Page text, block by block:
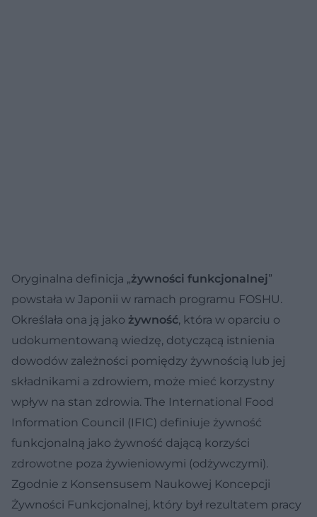
Oryginalna definicja „żywności funkcjonalnej”
powstała w Japonii w ramach programu FOSHU.
Określała ona ją jako żywność, która w oparciu o
udokumentowaną wiedzę, dotyczącą istnienia
dowodów zależności pomiędzy żywnością lub jej
składnikami a zdrowiem, może mieć korzystny
wpływ na stan zdrowia. The International Food
Information Council (IFIC) definiuje żywność
funkcjonalną jako żywność dającą korzyści
zdrowotne poza żywieniowymi (odżywczymi).
Zgodnie z Konsensusem Naukowej Koncepcji
Żywności Funkcjonalnej, który był rezultatem pracy